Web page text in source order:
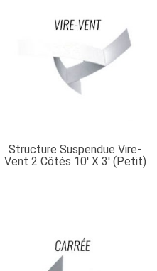
Structure Suspendue Vire-
Vent 2 Côtés 10′ X 3′ (petit)